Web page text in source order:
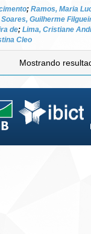
; Ramos, Maria
Soares, Guilherme
de; Lima, Cristiane
Cleo
Mostrando